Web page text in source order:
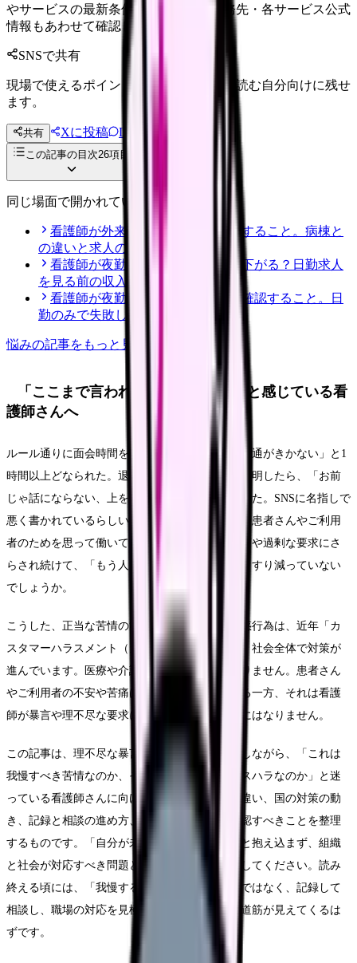
やサービスの最新条件は公的機関・勤務先・各サービス公式
情報もあわせて確認してください。
SNSで共有
現場で使えるポイントを、同僚やあとで読む自分向けに残せ
ます。
共有 Xに投稿 LINE
投稿文コピー
この記事の目次26項目
同じ場面で開かれている記事
看護師が外来へ転職する前に確認すること。病棟と
の違いと求人の見方
看護師が夜勤なしにすると給料は下がる？日勤求人
を見る前の収入チェック
看護師が夜勤なし求人を探す前に確認すること。日
勤のみで失敗しない見方
悩みの記事をもっと見る
「ここまで言われる筋合いはない」と感じている看
護師さんへ
ルール通りに面会時間をお伝えしただけで、「融通がきかない」と1
時間以上どなられた。退院後の手続きについて説明したら、「お前
じゃ話にならない、上を呼べ」と人格を否定された。SNSに名指しで
悪く書かれているらしいと同僚から聞かされた。患者さんやご利用
者のためを思って働いているのに、理不尽な暴言や過剰な要求にさ
らされ続けて、「もう人間扱いされていない」とすり減っていない
でしょうか。
こうした、正当な苦情の範囲を超えた著しい迷惑行為は、近年「カ
スタマーハラスメント（カスハラ）」と呼ばれ、社会全体で対策が
進んでいます。医療や介護の現場も例外ではありません。患者さん
やご利用者の不安や苦痛は理解すべき側面である一方、それは看護
師が暴言や理不尽な要求に耐え続けてよい理由にはなりません。
この記事は、理不尽な暴言や過剰な要求に疲弊しながら、「これは
我慢すべき苦情なのか、それとも度を越したカスハラなのか」と迷
っている看護師さんに向けて、正当な苦情との違い、国の対策の動
き、記録と相談の進め方、そして今の職場で確認すべきことを整理
するものです。「自分が未熟だから言われる」と抱え込まず、組織
と社会が対応すべき問題として捉え直す材料にしてください。読み
終える頃には、「我慢するか辞めるか」の二択ではなく、記録して
相談し、職場の対応を見極めるという現実的な道筋が見えてくるは
ずです。